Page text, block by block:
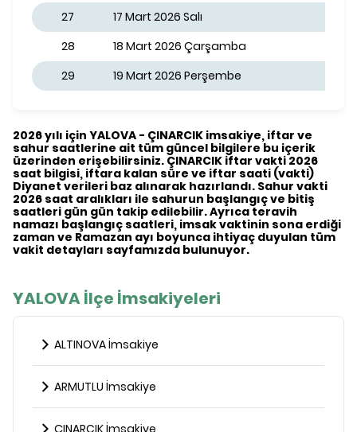
27
17 Mart 2026 Salı
28
18 Mart 2026 Çarşamba
29
19 Mart 2026 Perşembe
2026 yılı için YALOVA - ÇINARCIK imsakiye, iftar ve
sahur saatlerine ait tüm güncel bilgilere bu içerik
üzerinden erişebilirsiniz. ÇINARCIK iftar vakti 2026
saat bilgisi, iftara kalan süre ve iftar saati (vakti)
Diyanet verileri baz alınarak hazırlandı. Sahur vakti
2026 saat aralıkları ile sahurun başlangıç ve bitiş
saatleri gün gün takip edilebilir. Ayrıca teravih
namazı başlangıç saatleri, imsak vaktinin sona erdiği
zaman ve Ramazan ayı boyunca ihtiyaç duyulan tüm
vakit detayları sayfamızda bulunuyor.
YALOVA İlçe İmsakiyeleri
ALTINOVA İmsakiye
ARMUTLU İmsakiye
ÇINARCIK İmsakiye